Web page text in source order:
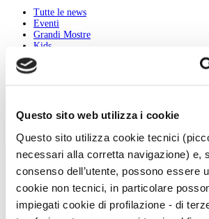
Questo sito web utilizza i cookie
Questo sito utilizza cookie tecnici
necessari alla corretta navigazione) e,
consenso dell’utente, possono essere
cookie non tecnici, in particolare
impiegati cookie di profilazione - di
Tutte le news
Eventi
Grandi Mostre
Kids
In galleria
Cataloghi e libri
Calendario
Scegli la data e imposta i filtri per ottimizzare la